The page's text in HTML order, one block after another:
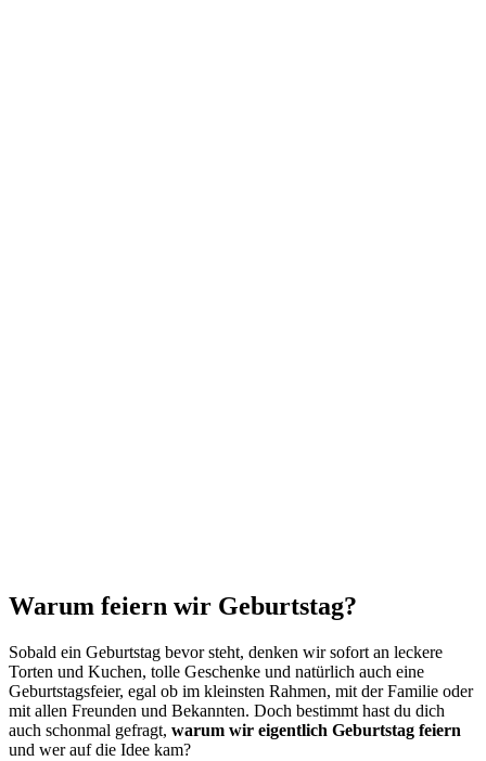
Warum feiern wir Geburtstag?
Sobald ein Geburtstag bevor steht, denken wir sofort an leckere
Torten und Kuchen, tolle Geschenke und natürlich auch eine
Geburtstagsfeier, egal ob im kleinsten Rahmen, mit der Familie oder
mit allen Freunden und Bekannten. Doch bestimmt hast du dich
auch schonmal gefragt, warum wir eigentlich Geburtstag feiern
und wer auf die Idee kam?